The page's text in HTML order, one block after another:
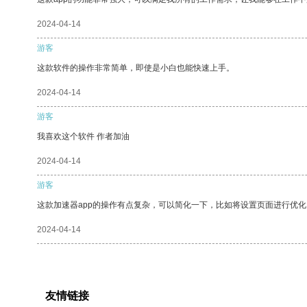
2024-04-14
游客
这款软件的操作非常简单，即使是小白也能快速上手。
2024-04-14
游客
我喜欢这个软件 作者加油
2024-04-14
游客
这款加速器app的操作有点复杂，可以简化一下，比如将设置页面进行优
2024-04-14
友情链接